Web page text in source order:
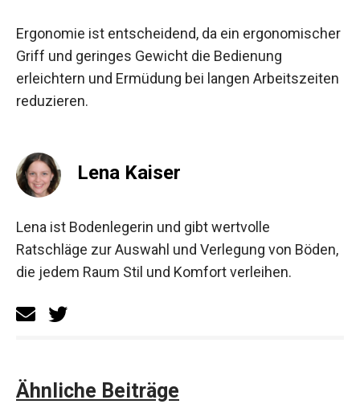
Ergonomie ist entscheidend, da ein ergonomischer
Griff und geringes Gewicht die Bedienung
erleichtern und Ermüdung bei langen Arbeitszeiten
reduzieren.
Lena Kaiser
Lena ist Bodenlegerin und gibt wertvolle
Ratschläge zur Auswahl und Verlegung von Böden,
die jedem Raum Stil und Komfort verleihen.
Ähnliche Beiträge